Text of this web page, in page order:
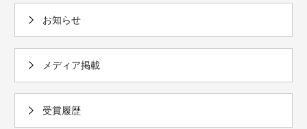
お知らせ
メディア掲載
受賞履歴